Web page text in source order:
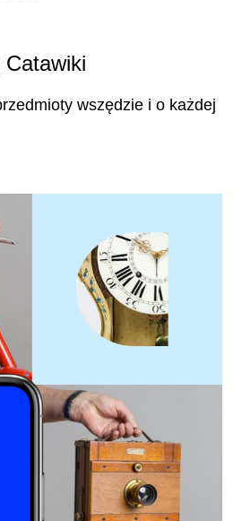
Catawiki
wszędzie i o każdej